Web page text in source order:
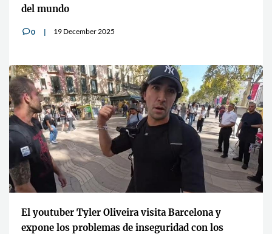
del mundo
v0 19 December 2025
El youtuber Tyler Oliveira visita Barcelona y
expone los problemas de inseguridad con los